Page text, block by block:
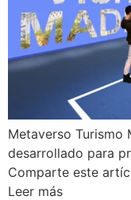
Metaverso Turismo
desarrollado para
Comparte este
Leer más